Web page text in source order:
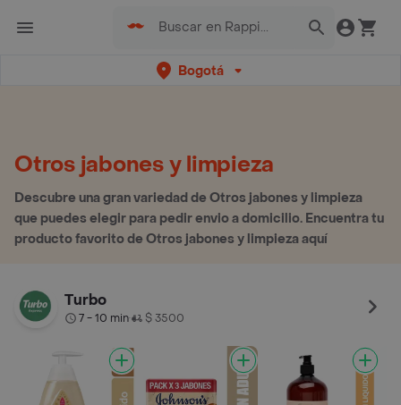
Bogotá
Otros jabones y limpieza
Descubre una gran variedad de Otros jabones y limpieza
que puedes elegir para pedir envio a domicilio. Encuentra tu
producto favorito de Otros jabones y limpieza aquí
Turbo
7 - 10 min• $ 3500